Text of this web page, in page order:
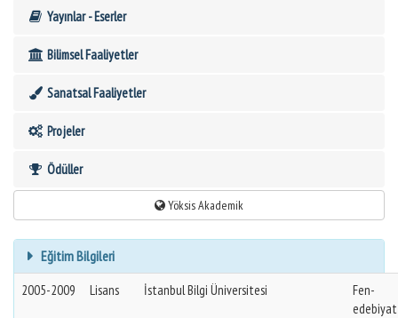
Yayınlar - Eserler
Bilimsel Faaliyetler
Sanatsal Faaliyetler
Projeler
Ödüller
Yöksis Akademik
Eğitim Bilgileri
2005-2009 Lisans İstanbul Bilgi Üniversitesi
Fen-
edebiyat